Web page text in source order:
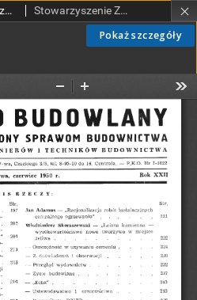
Pokaż szczegóły
Przegląd Budowlany : miesięcznik poświęcony sprawom budownictwa : organ Stowarzyszenia Zawodowego Przemysłowców Budowlanych R. P. R. 22 nr 6 (1950) Stowarzyszenie Zawodowe Przemysłowców Budowlanych Rzeczypospolitej Polskiej.